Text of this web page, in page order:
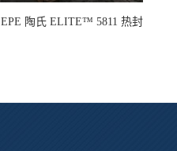
EPE 陶氏 ELITE™ 5811 热封